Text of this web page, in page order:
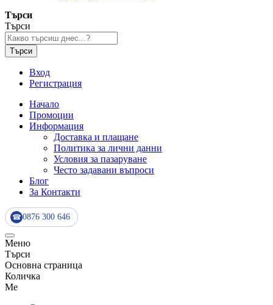
Търси
Търси
Търси
Вход
Регистрация
Начало
Промоции
Информация
Доставка и плащане
Политика за лични данни
Условия за пазаруване
Често задавани въпроси
Блог
За Контакти
☎ 0876 300 646
Меню
Търси
Основна страница
Количка
Me